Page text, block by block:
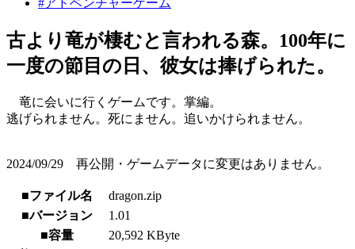
#アドベンチャーゲーム
古より竜が棲むと言われる森。100年に
一度の節目の日、彼女は捧げられた。
竜に会いに行くゲームです。掌編。
逃げられません。死にません。追いかけられません。
2024/09/29 再公開・ゲームデータに変更はありません。
■ファイル名
dragon.zip
■バージョン
1.01
■容量
20,592 KByte